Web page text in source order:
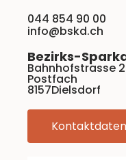
044 854 90 00
info@bskd.ch
Bezirks-
Bahnhofstrasse
Postfach
8157Dielsdorf